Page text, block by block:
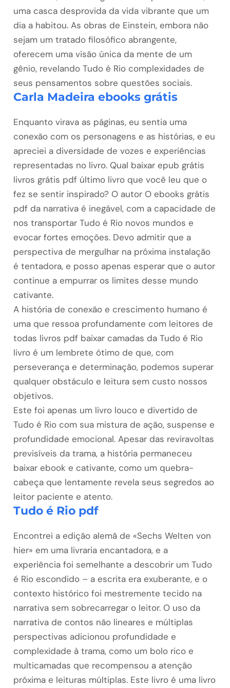
uma casca desprovida da vida vibrante que um
dia a habitou. As obras de Einstein, embora não
sejam um tratado filosófico abrangente,
oferecem uma visão única da mente de um
gênio, revelando Tudo é Rio complexidades de
seus pensamentos sobre questões sociais.
Carla Madeira ebooks grátis
Enquanto virava as páginas, eu sentia uma
conexão com os personagens e as histórias, e eu
apreciei a diversidade de vozes e experiências
representadas no livro. Qual baixar epub grátis
livros grátis pdf último livro que você leu que o
fez se sentir inspirado? O autor O ebooks grátis
pdf da narrativa é inegável, com a capacidade de
nos transportar Tudo é Rio novos mundos e
evocar fortes emoções. Devo admitir que a
perspectiva de mergulhar na próxima instalação
é tentadora, e posso apenas esperar que o autor
continue a empurrar os limites desse mundo
cativante.
A história de conexão e crescimento humano é
uma que ressoa profundamente com leitores de
todas livros pdf baixar camadas da Tudo é Rio
livro é um lembrete ótimo de que, com
perseverança e determinação, podemos superar
qualquer obstáculo e leitura sem custo nossos
objetivos.
Este foi apenas um livro louco e divertido de
Tudo é Rio com sua mistura de ação, suspense e
profundidade emocional. Apesar das reviravoltas
previsíveis da trama, a história permaneceu
baixar ebook e cativante, como um quebra-
cabeça que lentamente revela seus segredos ao
leitor paciente e atento.
Tudo é Rio pdf
Encontrei a edição alemã de «Sechs Welten von
hier» em uma livraria encantadora, e a
experiência foi semelhante a descobrir um Tudo
é Rio escondido – a escrita era exuberante, e o
contexto histórico foi mestremente tecido na
narrativa sem sobrecarregar o leitor. O uso da
narrativa de contos não lineares e múltiplas
perspectivas adicionou profundidade e
complexidade à trama, como um bolo rico e
multicamadas que recompensou a atenção
próxima e leituras múltiplas. Este livro é uma livro